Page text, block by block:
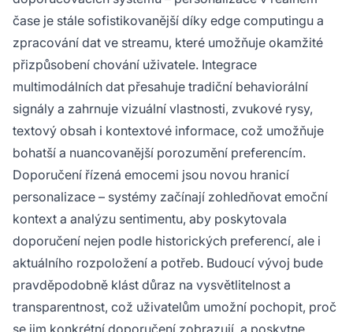
čase je stále sofistikovanější díky edge computingu a
zpracování dat ve streamu, které umožňuje okamžité
přizpůsobení chování uživatele. Integrace
multimodálních dat přesahuje tradiční behaviorální
signály a zahrnuje vizuální vlastnosti, zvukové rysy,
textový obsah i kontextové informace, což umožňuje
bohatší a nuancovanější porozumění preferencím.
Doporučení řízená emocemi jsou novou hranicí
personalizace – systémy začínají zohledňovat emoční
kontext a analýzu sentimentu, aby poskytovala
doporučení nejen podle historických preferencí, ale i
aktuálního rozpoložení a potřeb. Budoucí vývoj bude
pravděpodobně klást důraz na vysvětlitelnost a
transparentnost, což uživatelům umožní pochopit, proč
se jim konkrétní doporučení zobrazují, a poskytne